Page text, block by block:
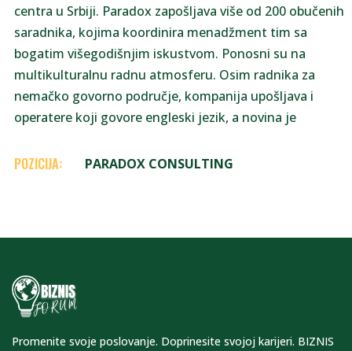
centra u Srbiji. Paradox zapošljava više od 200 obučenih
saradnika, kojima koordinira menadžment tim sa
bogatim višegodišnjim iskustvom. Ponosni su na
multikulturalnu radnu atmosferu. Osim radnika za
nemačko govorno područje, kompanija upošljava i
operatere koji govore engleski jezik, a novina je
POZICIJA: PARADOX CONSULTING
Promenite svoje poslovanje. Doprinesite svojoj karijeri. BIZNIS